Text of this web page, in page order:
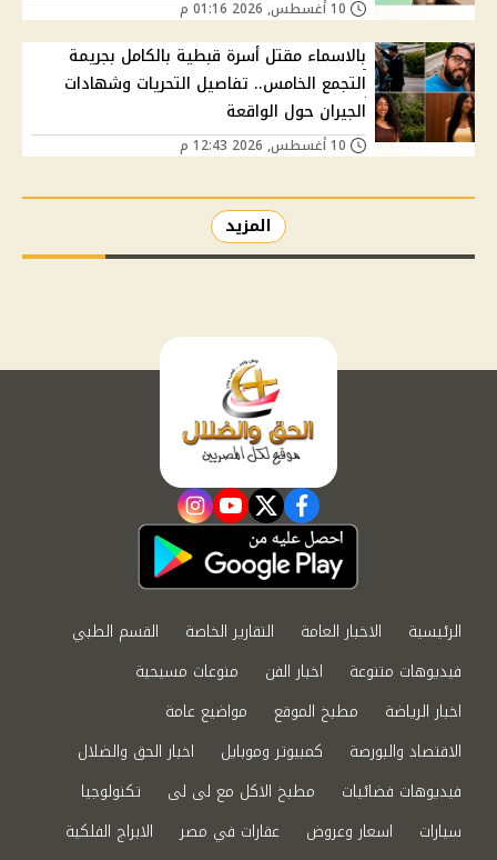
بالاسماء مقتل أسرة قبطية بالكامل بجريمة
التجمع الخامس.. تفاصيل التحريات وشهادات
الجيران حول الواقعة
المزيد
facebook
twitter
youtube
instagram
الرئيسية الاخبار العامة التقارير الخاصة
القسم الطبي
فيديوهات متنوعة
اخبار الفن
منوعات مسيحية
اخبار الرياضة
مطبخ الموقع
مواضيع عامة
الاقتصاد والبورصة
كمبيوتر وموبايل
اخبار الحق والضلال
فيديوهات فضائيات
مطبخ الاكل مع لى لى
تكنولوجيا
سيارات
اسعار وعروض عقارات في مصر
الابراج الفلكية